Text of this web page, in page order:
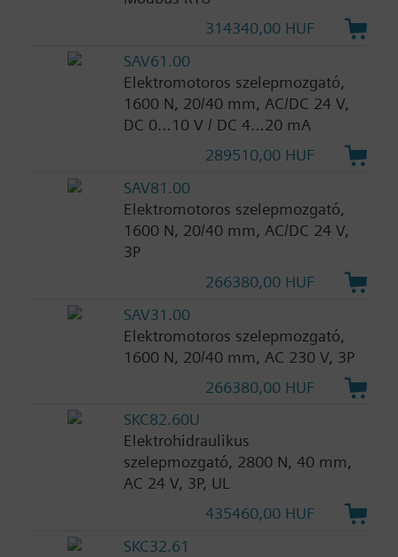
314340,00 HUF
SAV61.00
Elektromotoros szelepmozgató,
1600 N, 20/40 mm, AC/DC 24 V,
DC 0…10 V / DC 4…20 mA
289510,00 HUF
SAV81.00
Elektromotoros szelepmozgató,
1600 N, 20/40 mm, AC/DC 24 V,
3P
266380,00 HUF
SAV31.00
Elektromotoros szelepmozgató,
1600 N, 20/40 mm, AC 230 V, 3P
266380,00 HUF
SKC82.60U
Elektrohidraulikus
szelepmozgató, 2800 N, 40 mm,
AC 24 V, 3P, UL
435460,00 HUF
SKC32.61